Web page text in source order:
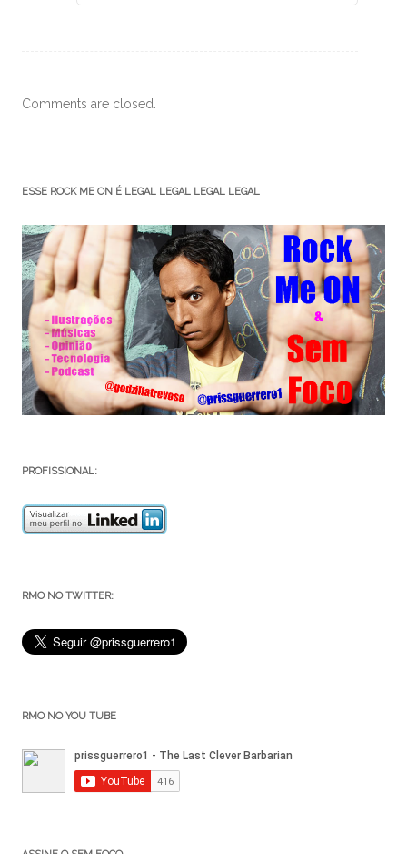
Comments are closed.
ESSE ROCK ME ON É LEGAL LEGAL LEGAL LEGAL
PROFISSIONAL:
RMO NO TWITTER:
RMO NO YOU TUBE